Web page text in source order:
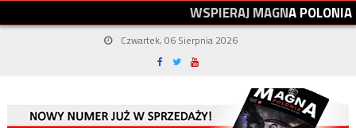
WSPIERAJMAGNAPOLONIA
Czwartek, 06 Sierpnia 2026